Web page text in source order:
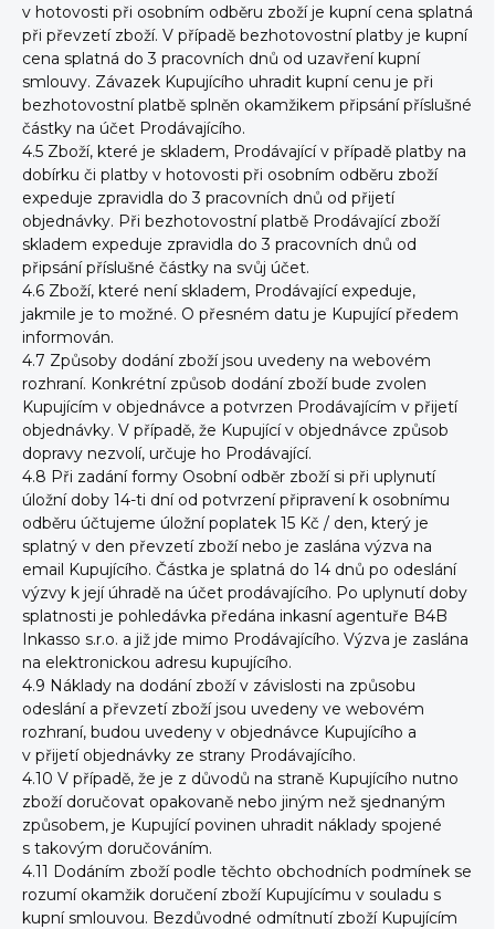
v hotovosti při osobním odběru zboží je kupní cena splatná
při převzetí zboží. V případě bezhotovostní platby je kupní
cena splatná do 3 pracovních dnů od uzavření kupní
smlouvy. Závazek Kupujícího uhradit kupní cenu je při
bezhotovostní platbě splněn okamžikem připsání příslušné
částky na účet Prodávajícího.
4.5 Zboží, které je skladem, Prodávající v případě platby na
dobírku či platby v hotovosti při osobním odběru zboží
expeduje zpravidla do 3 pracovních dnů od přijetí
objednávky. Při bezhotovostní platbě Prodávající zboží
skladem expeduje zpravidla do 3 pracovních dnů od
připsání příslušné částky na svůj účet.
4.6 Zboží, které není skladem, Prodávající expeduje,
jakmile je to možné. O přesném datu je Kupující předem
informován.
4.7 Způsoby dodání zboží jsou uvedeny na webovém
rozhraní. Konkrétní způsob dodání zboží bude zvolen
Kupujícím v objednávce a potvrzen Prodávajícím v přijetí
objednávky. V případě, že Kupující v objednávce způsob
dopravy nezvolí, určuje ho Prodávající.
4.8 Při zadání formy Osobní odběr zboží si při uplynutí
úložní doby 14-ti dní od potvrzení připravení k osobnímu
odběru účtujeme úložní poplatek 15 Kč / den, který je
splatný v den převzetí zboží nebo je zaslána výzva na
email Kupujícího. Částka je splatná do 14 dnů po odeslání
výzvy k její úhradě na účet prodávajícího. Po uplynutí doby
splatnosti je pohledávka předána inkasní agentuře B4B
Inkasso s.r.o. a již jde mimo Prodávajícího. Výzva je zaslána
na elektronickou adresu kupujícího.
4.9 Náklady na dodání zboží v závislosti na způsobu
odeslání a převzetí zboží jsou uvedeny ve webovém
rozhraní, budou uvedeny v objednávce Kupujícího a
v přijetí objednávky ze strany Prodávajícího.
4.10 V případě, že je z důvodů na straně Kupujícího nutno
zboží doručovat opakovaně nebo jiným než sjednaným
způsobem, je Kupující povinen uhradit náklady spojené
s takovým doručováním.
4.11 Dodáním zboží podle těchto obchodních podmínek se
rozumí okamžik doručení zboží Kupujícímu v souladu s
kupní smlouvou. Bezdůvodné odmítnutí zboží Kupujícím